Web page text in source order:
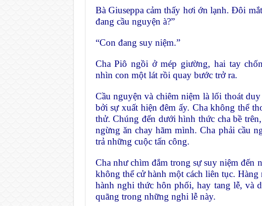
Bà Giuseppa cảm thấy hơi ớn lạnh. Đôi
đang cầu nguyện à?”
“Con đang suy niệm.”
Cha Piô ngồi ở mép giường, hai tay
nhìn con một lát rồi quay bước trở ra.
Cầu nguyện và chiêm niệm là lối thoát
bởi sự xuất hiện đêm ấy. Cha không thể
thử. Chúng đến dưới hình thức cha bề
ngừng ăn chay hãm mình. Cha phải cầu
trả những cuộc tấn công.
Cha như chìm đắm trong sự suy niệm đến
không thể cử hành một cách liên tục.
hành nghi thức hôn phối, hay tang lễ, và
quãng trong những nghi lễ này.